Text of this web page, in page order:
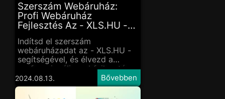
Szerszám Webáruház:
Profi Webáruház
Fejlesztés Az - XLS.HU -
Val
Indítsd el szerszám
webáruházadat az - XLS.HU -
segítségével, és élvezd a
professzionális webfejlesztés
és marketing támogatás
előnyeit!
2024.08.13.